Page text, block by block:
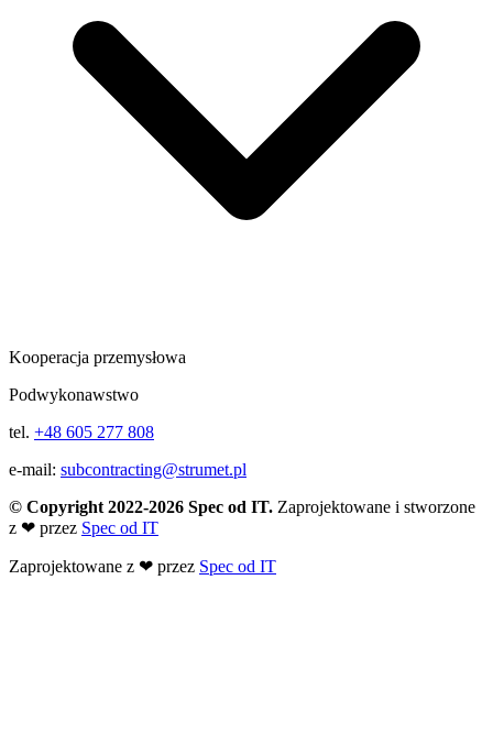
Kooperacja przemysłowa
Podwykonawstwo
tel. +48 605 277 808
e-mail: subcontracting@strumet.pl
© Copyright 2022-2026 Spec od IT. Zaprojektowane i stworzone
z ❤ przez Spec od IT
Zaprojektowane z ❤ przez Spec od IT